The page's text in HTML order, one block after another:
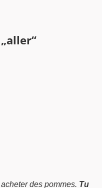
des pommes. Tu